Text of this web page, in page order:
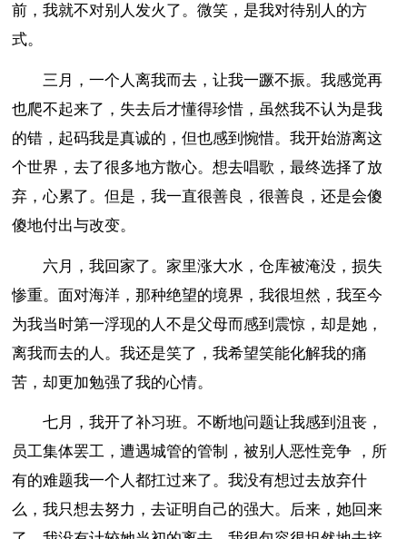
前，我就不对别人发火了。微笑，是我对待别人的方
式。
三月，一个人离我而去，让我一蹶不振。我感觉再
也爬不起来了，失去后才懂得珍惜，虽然我不认为是我
的错，起码我是真诚的，但也感到惋惜。我开始游离这
个世界，去了很多地方散心。想去唱歌，最终选择了放
弃，心累了。但是，我一直很善良，很善良，还是会傻
傻地付出与改变。
六月，我回家了。家里涨大水，仓库被淹没，损失
惨重。面对海洋，那种绝望的境界，我很坦然，我至今
为我当时第一浮现的人不是父母而感到震惊，却是她，
离我而去的人。我还是笑了，我希望笑能化解我的痛
苦，却更加勉强了我的心情。
七月，我开了补习班。不断地问题让我感到沮丧，
员工集体罢工，遭遇城管的管制，被别人恶性竞争 ，所
有的难题我一个人都扛过来了。我没有想过去放弃什
么，我只想去努力，去证明自己的强大。后来，她回来